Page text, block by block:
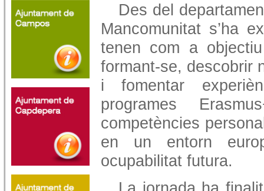
Des del
Mancomunitat s’ha
tenen com a
formant-se, descobrir
i fomentar
programes
competències
en un entorn
ocupabilitat futura.